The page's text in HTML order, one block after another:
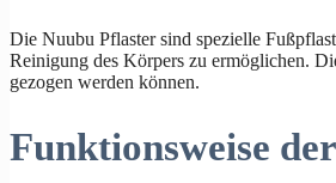
Die Nuubu Pflaster sind spezielle
Reinigung des Körpers zu ermöglichen.
gezogen werden können.
Funktionsweise